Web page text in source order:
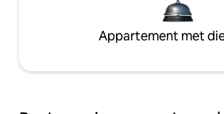
Appartement met